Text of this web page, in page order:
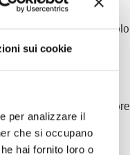
sui cookie
per analizzare il
che si occupano
hai fornito loro o
del XIX e XX Secolo
di Villafranca in
DVD – che alterna
di notevole valore
e preziosa dai